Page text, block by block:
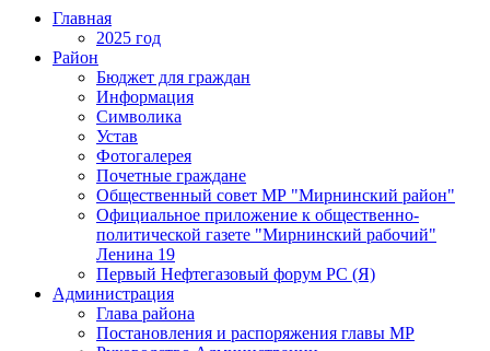
Главная
2025 год
Район
Бюджет для граждан
Информация
Символика
Устав
Фотогалерея
Почетные граждане
Общественный совет МР "Мирнинский район"
Официальное приложение к общественно-
политической газете "Мирнинский рабочий"
Ленина 19
Первый Нефтегазовый форум РС (Я)
Администрация
Глава района
Постановления и распоряжения главы МР